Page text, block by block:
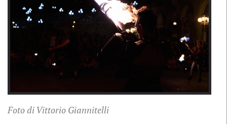
Foto di Vittorio Giannitelli